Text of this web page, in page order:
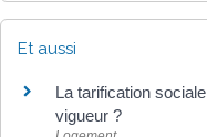
Et aussi
La tarification
vigueur ?